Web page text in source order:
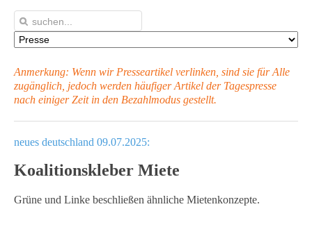
Anmerkung: Wenn wir Presseartikel verlinken, sind sie für Alle
zugänglich, jedoch werden häufiger Artikel der Tagespresse
nach einiger Zeit in den Bezahlmodus gestellt.
neues deutschland 09.07.2025:
Koalitionskleber Miete
Grüne und Linke beschließen ähnliche Mietenkonzepte.